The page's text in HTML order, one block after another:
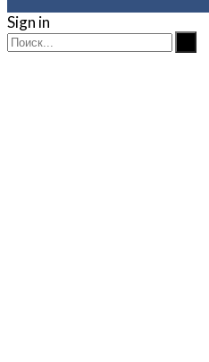
Sign in